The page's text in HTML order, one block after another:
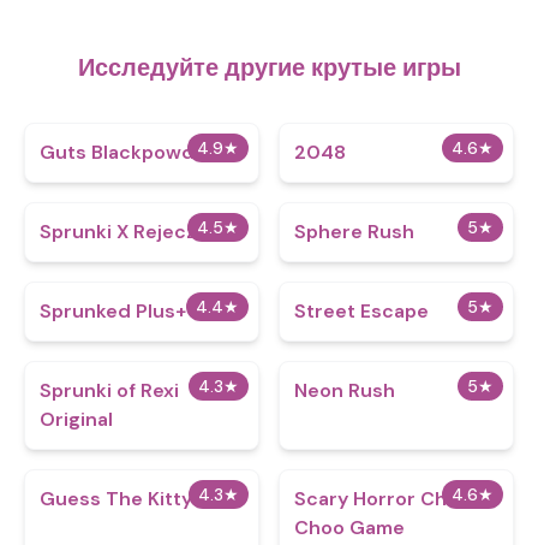
Исследуйте другие крутые игры
4.9★
Guts Blackpowder 4.6★
2048
4.5★
Sprunki X Rejecz 5★
Sphere Rush
4.4★
Sprunked Plus+ 5★
Street Escape
4.3★
Sprunki of Rexi
Original
5★
Neon Rush
4.3★
Guess The Kitty 4.6★
Scary Horror Choo
Choo Game